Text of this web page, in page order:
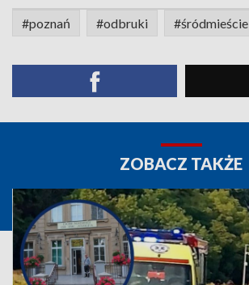
#poznań #odbruki #śródmieście
ZOBACZ TAKŻE